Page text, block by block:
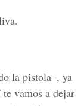
la pistola–, ya
vamos a dejar